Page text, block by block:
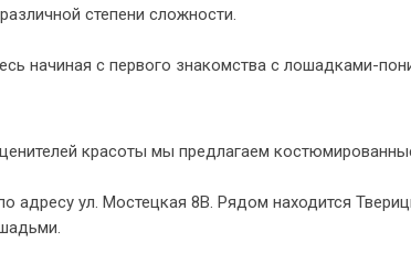
степени сложности.
начиная с первого знакомства с лошадками-
красоты мы предлагаем
ул. Мостецкая 8В. Рядом находится